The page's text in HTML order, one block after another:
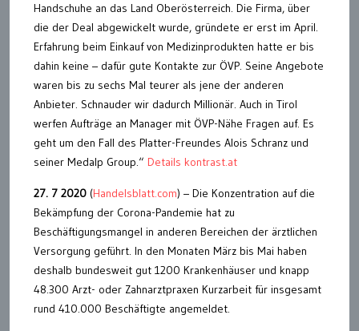
Handschuhe an das Land Oberösterreich. Die Firma, über
die der Deal abgewickelt wurde, gründete er erst im April.
Erfahrung beim Einkauf von Medizinprodukten hatte er bis
dahin keine – dafür gute Kontakte zur ÖVP. Seine Angebote
waren bis zu sechs Mal teurer als jene der anderen
Anbieter. Schnauder wir dadurch Millionär. Auch in Tirol
werfen Aufträge an Manager mit ÖVP-Nähe Fragen auf. Es
geht um den Fall des Platter-Freundes Alois Schranz und
seiner Medalp Group.“ Details kontrast.at
27. 7 2020 (Handelsblatt.com) – Die Konzentration auf die
Bekämpfung der Corona-Pandemie hat zu
Beschäftigungsmangel in anderen Bereichen der ärztlichen
Versorgung geführt. In den Monaten März bis Mai haben
deshalb bundesweit gut 1200 Krankenhäuser und knapp
48.300 Arzt- oder Zahnarztpraxen Kurzarbeit für insgesamt
rund 410.000 Beschäftigte angemeldet.